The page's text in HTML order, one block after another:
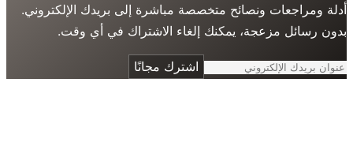
ومراجعات ونصائح متخصصة مباشرة إلى بريدك الإلكتروني.
رسائل مزعجة، يمكنك إلغاء الاشتراك في أي وقت.
اشترك مجانًا